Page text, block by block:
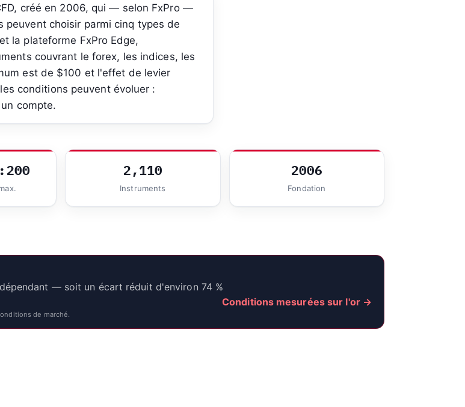
créé en 2006, qui — selon FxPro —
choisir parmi cinq types de
la plateforme FxPro Edge,
couvrant le forex, les indices, les
est de $100 et l'effet de levier
conditions peuvent évoluer :
compte.
2,110
Instruments
2006
Fondation
— soit un écart réduit d'environ 74 %
Conditions mesurées sur l'or →
de marché.